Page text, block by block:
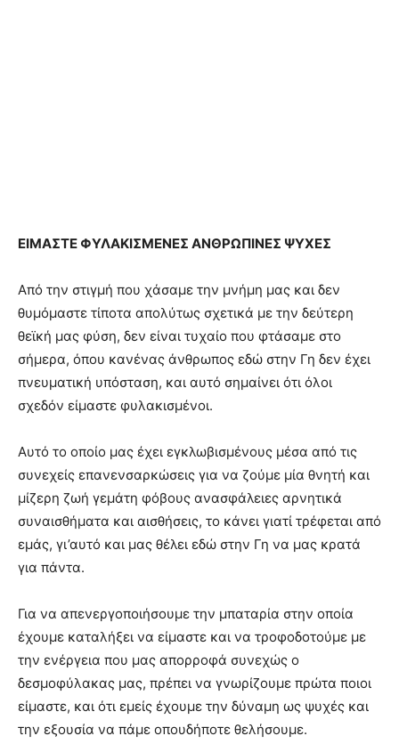
ΕΙΜΑΣΤΕ ΦΥΛΑΚΙΣΜΕΝΕΣ ΑΝΘΡΩΠΙΝΕΣ ΨΥΧΕΣ
Από την στιγμή που χάσαμε την μνήμη μας και δεν
θυμόμαστε τίποτα απολύτως σχετικά με την δεύτερη
θεϊκή μας φύση, δεν είναι τυχαίο που φτάσαμε στο
σήμερα, όπου κανένας άνθρωπος εδώ στην Γη δεν έχει
πνευματική υπόσταση, και αυτό σημαίνει ότι όλοι
σχεδόν είμαστε φυλακισμένοι.
Αυτό το οποίο μας έχει εγκλωβισμένους μέσα από τις
συνεχείς επανενσαρκώσεις για να ζούμε μία θνητή και
μίζερη ζωή γεμάτη φόβους ανασφάλειες αρνητικά
συναισθήματα και αισθήσεις, το κάνει γιατί τρέφεται από
εμάς, γι’αυτό και μας θέλει εδώ στην Γη να μας κρατά
για πάντα.
Για να απενεργοποιήσουμε την μπαταρία στην οποία
έχουμε καταλήξει να είμαστε και να τροφοδοτούμε με
την ενέργεια που μας απορροφά συνεχώς ο
δεσμοφύλακας μας, πρέπει να γνωρίζουμε πρώτα ποιοι
είμαστε, και ότι εμείς έχουμε την δύναμη ως ψυχές και
την εξουσία να πάμε οπουδήποτε θελήσουμε.